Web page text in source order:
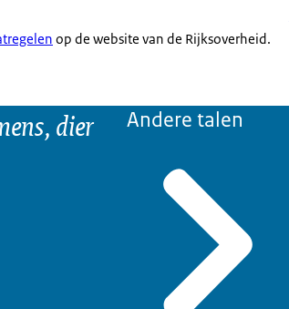
op de website van de Rijksoverheid.
dier
Andere talen